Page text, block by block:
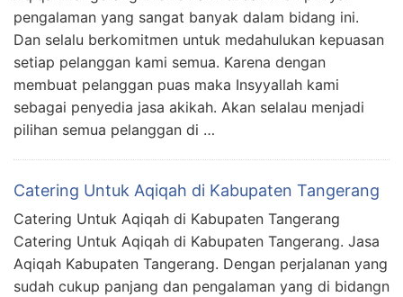
pengalaman yang sangat banyak dalam bidang ini.
Dan selalu berkomitmen untuk medahulukan kepuasan
setiap pelanggan kami semua. Karena dengan
membuat pelanggan puas maka Insyyallah kami
sebagai penyedia jasa akikah. Akan selalau menjadi
pilihan semua pelanggan di …
Catering Untuk Aqiqah di Kabupaten Tangerang
Catering Untuk Aqiqah di Kabupaten Tangerang
Catering Untuk Aqiqah di Kabupaten Tangerang. Jasa
Aqiqah Kabupaten Tangerang. Dengan perjalanan yang
sudah cukup panjang dan pengalaman yang di bidangn